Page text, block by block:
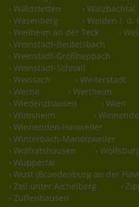
› Waldstetten
› Walzbachtal
› Wasenberg
› Weiden i. d.
› Weilheim an der Teck
›
› Weinstadt-Beutelsbach
› Weinstadt-Großheppach
› Weinstadt-Schnait
› Weissach
› Weiterstadt
› Werne
› Wertheim
› Wiedenzhausen
› Wien
› Wimsheim
›
› Winnenden-Hanweiler
› Winterbach-Manolzweiler
› Wolfratshausen
›
› Wuppertal
› Wust (Brandenburg an der
› Zell unter Aichelberg
›
› Zuffenhausen